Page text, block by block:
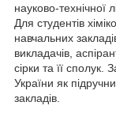
науково-технічної
Для студентів
навчальних
викладачів,
сірки та її сполук.
України як
закладів.